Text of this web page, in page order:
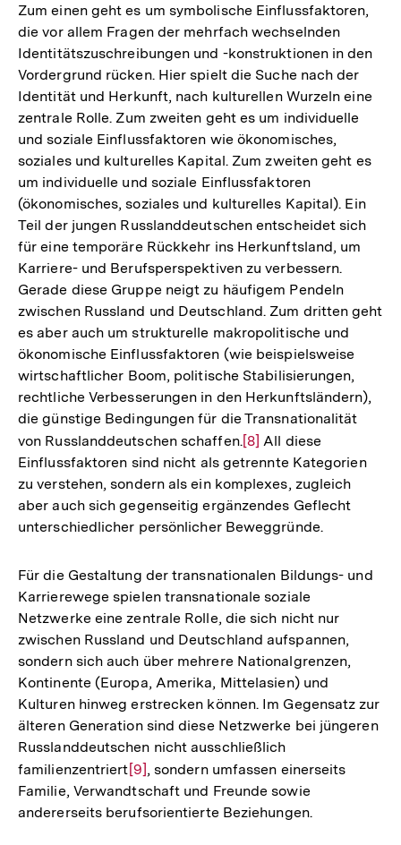
Zum einen geht es um symbolische Einflussfaktoren,
die vor allem Fragen der mehrfach wechselnden
Identitätszuschreibungen und -konstruktionen in den
Vordergrund rücken. Hier spielt die Suche nach der
Identität und Herkunft, nach kulturellen Wurzeln eine
zentrale Rolle. Zum zweiten geht es um individuelle
und soziale Einflussfaktoren wie ökonomisches,
soziales und kulturelles Kapital. Zum zweiten geht es
um individuelle und soziale Einflussfaktoren
(ökonomisches, soziales und kulturelles Kapital). Ein
Teil der jungen Russlanddeutschen entscheidet sich
für eine temporäre Rückkehr ins Herkunftsland, um
Karriere- und Berufsperspektiven zu verbessern.
Gerade diese Gruppe neigt zu häufigem Pendeln
zwischen Russland und Deutschland. Zum dritten geht
es aber auch um strukturelle makropolitische und
ökonomische Einflussfaktoren (wie beispielsweise
wirtschaftlicher Boom, politische Stabilisierungen,
rechtliche Verbesserungen in den Herkunftsländern),
die günstige Bedingungen für die Transnationalität
von Russlanddeutschen schaffen.Zur
Auflösung
der
Fußnote
[8] All diese
Einflussfaktoren sind nicht als getrennte Kategorien
zu verstehen, sondern als ein komplexes, zugleich
aber auch sich gegenseitig ergänzendes Geflecht
unterschiedlicher persönlicher Beweggründe.
Für die Gestaltung der transnationalen Bildungs- und
Karrierewege spielen transnationale soziale
Netzwerke eine zentrale Rolle, die sich nicht nur
zwischen Russland und Deutschland aufspannen,
sondern sich auch über mehrere Nationalgrenzen,
Kontinente (Europa, Amerika, Mittelasien) und
Kulturen hinweg erstrecken können. Im Gegensatz zur
älteren Generation sind diese Netzwerke bei jüngeren
Russlanddeutschen nicht ausschließlich
familienzentriert Zur
Auflösung
der
[9] , sondern umfassen einerseits
Familie, Verwandtschaft und Freunde sowie
andererseits berufsorientierte Beziehungen.